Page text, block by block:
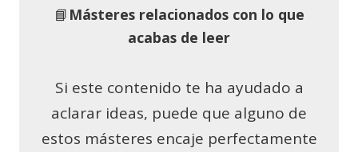
📘 Másteres relacionados con lo que
acabas de leer
Si este contenido te ha ayudado a
aclarar ideas, puede que alguno de
estos másteres encaje perfectamente